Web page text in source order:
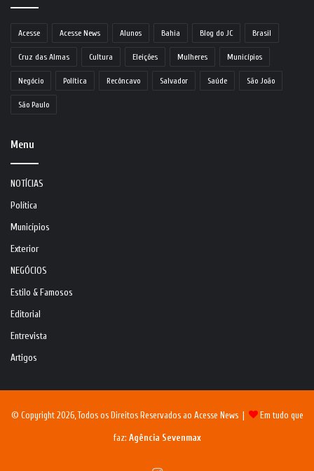
Acesse Acesse News Alunos Bahia Blog do JC Brasil
Cruz das Almas Cultura Eleições Mulheres Municípios
Negócio Política Recôncavo Salvador Saúde São João
São Paulo
Menu
NOTÍCIAS
Política
Municípios
Exterior
NEGÓCIOS
Estilo & Famosos
Editorial
Entrevista
Artigos
© Copyright 2026, Todos os Direitos Reservados ao Acesse News | Em tudo que
faz: Agência Sevenmax